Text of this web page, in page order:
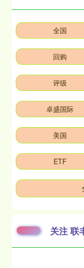
全国
回购
评级
卓盛国际
美国
ETF
关注 联